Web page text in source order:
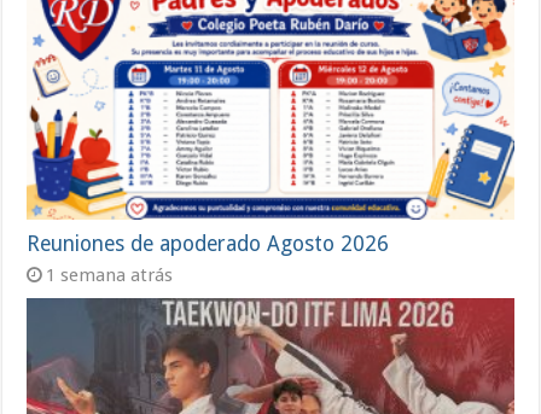
Reuniones de apoderado Agosto 2026
1 semana atrás